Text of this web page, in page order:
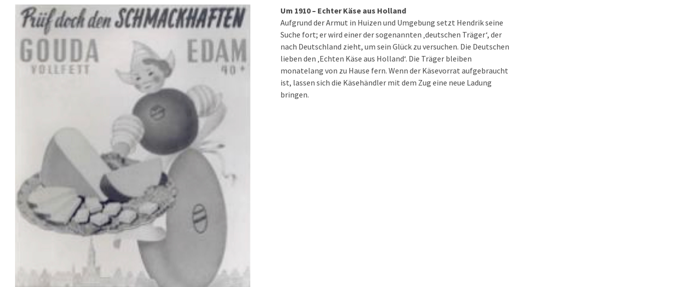
Um 1910 – Echter Käse aus Holland
Aufgrund der Armut in Huizen und Umgebung setzt Hendrik seine
Suche fort; er wird einer der sogenannten ‚deutschen Träger‘, der
nach Deutschland zieht, um sein Glück zu versuchen. Die Deutschen
lieben den ‚Echten Käse aus Holland‘. Die Träger bleiben
monatelang von zu Hause fern. Wenn der Käsevorrat aufgebraucht
ist, lassen sich die Käsehändler mit dem Zug eine neue Ladung
bringen.